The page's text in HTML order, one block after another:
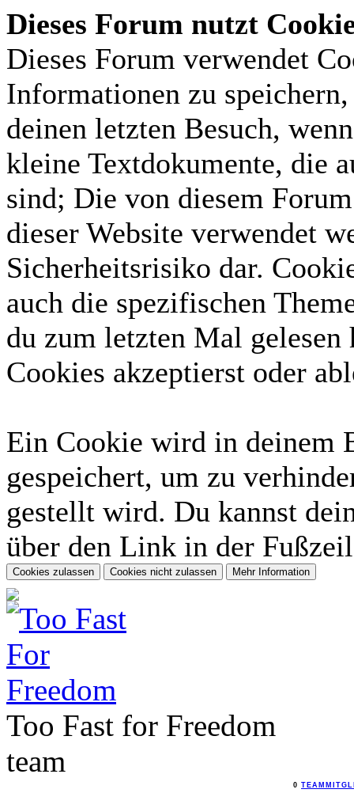
Dieses Forum nutzt
Dieses Forum verwendet
Informationen zu
deinen letzten Besuch,
kleine Textdokumente, die
sind; Die von diesem
dieser Website verwendet
Sicherheitsrisiko dar.
auch die spezifischen
du zum letzten Mal gelesen
Cookies akzeptierst oder
Ein Cookie wird in deinem
gespeichert, um zu
gestellt wird. Du kannst
über den Link in der
Too Fast for Freedom
team
0